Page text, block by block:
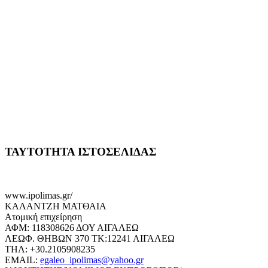
ΤΑΥΤΟΤΗΤΑ ΙΣΤΟΣΕΛΙΔΑΣ
www.ipolimas.gr/
ΚΑΛΑΝΤΖΗ ΜΑΤΘΑΙΑ
Ατομική επιχείρηση
ΑΦΜ: 118308626 ΔΟΥ ΑΙΓΑΛΕΩ
ΛΕΩΦ. ΘΗΒΩΝ 370 ΤΚ:12241 ΑΙΓΑΛΕΩ
ΤΗΛ: +30.2105908235
EMAIL: egaleo_ipolimas@yahoo.gr